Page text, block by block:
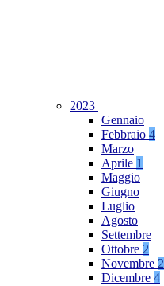
2023
Gennaio
Febbraio 4
Marzo
Aprile 1
Maggio
Giugno
Luglio
Agosto
Settembre
Ottobre 2
Novembre 2
Dicembre 4